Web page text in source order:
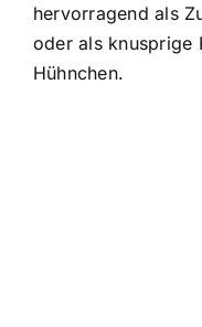
hervorragend als
oder als knusprige
Hühnchen.